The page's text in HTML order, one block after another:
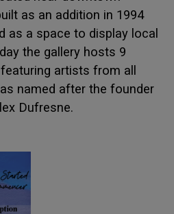
as an addition in 1994
as a space to display local
the gallery hosts 9
artists from all
named after the founder
Dufresne.